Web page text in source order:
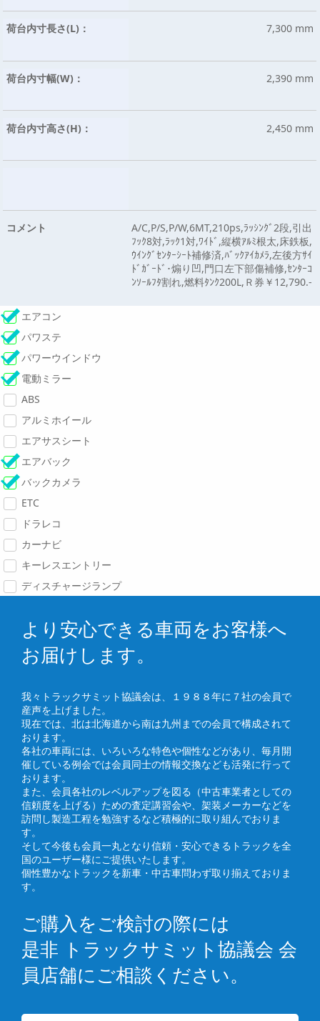
荷台内寸長さ(L)： 7,300 mm
荷台内寸幅(W)： 2,390 mm
荷台内寸高さ(H)： 2,450 mm
コメント
A/C,P/S,P/W,6MT,210ps,ﾗｯｼﾝｸﾞ2段,引出
ﾌｯｸ8対,ﾗｯｸ1対,ﾜｲﾄﾞ,縦横ｱﾙﾐ根太,床鉄板,
ｳｲﾝｸﾞｾﾝﾀｰｼｰﾄ補修済,ﾊﾞｯｸｱｲｶﾒﾗ,左後方ｻｲ
ﾄﾞｶﾞｰﾄﾞ･煽り凹,門口左下部傷補修,ｾﾝﾀｰｺ
ﾝｿｰﾙﾌﾀ割れ,燃料ﾀﾝｸ200L,Ｒ券￥12,790.-
エアコン
パワステ
パワーウインドウ
電動ミラー
ABS
アルミホイール
エアサスシート
エアバック
バックカメラ
ETC
ドラレコ
カーナビ
キーレスエントリー
ディスチャージランプ
より安心できる車両をお客様へ
お届けします。
我々トラックサミット協議会は、１９８８年に７社の会員で
産声を上げました。
現在では、北は北海道から南は九州までの会員で構成されて
おります。
各社の車両には、いろいろな特色や個性などがあり、毎月開
催している例会では会員同士の情報交換なども活発に行って
おります。
また、会員各社のレベルアップを図る（中古車業者としての
信頼度を上げる）ための査定講習会や、架装メーカーなどを
訪問し製造工程を勉強するなど積極的に取り組んでおりま
す。
そして今後も会員一丸となり信頼・安心できるトラックを全
国のユーザー様にご提供いたします。
個性豊かなトラックを新車・中古車問わず取り揃えておりま
す。
ご購入をご検討の際には
是非 トラックサミット協議会 会
員店舗にご相談ください。